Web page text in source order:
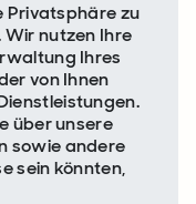
Privatsphäre zu
nutzen Ihre
Ihres
von Ihnen
über unsere
sowie andere
sein könnten,